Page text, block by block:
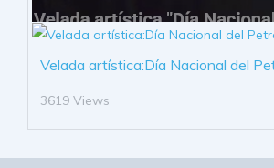
Velada artística:Día Nacional del
3619 Views